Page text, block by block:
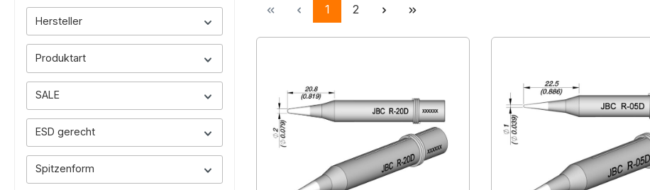
Hersteller
Produktart
SALE
ESD gerecht
Spitzenform
Seite
1 Seite
2